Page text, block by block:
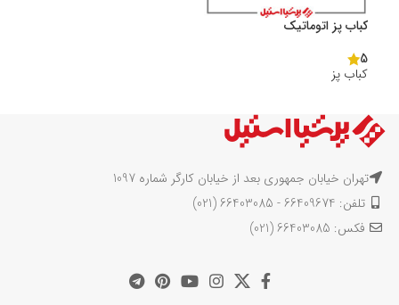
کباب پز اتوماتیک
5
کباب پز
تهران خیابان جمهوری بعد از خیابان کارگر شماره 1097
تلفن: 66409674 - 66403085 (021)
فکس: 66403085 (021)